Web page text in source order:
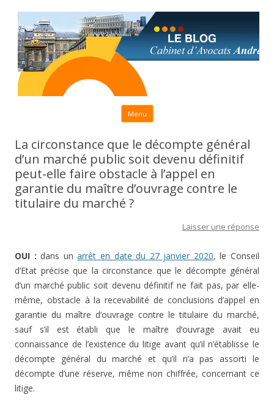
Menu Aller au contenu principal
La circonstance que le décompte général
d’un marché public soit devenu définitif
peut-elle faire obstacle à l’appel en
garantie du maître d’ouvrage contre le
titulaire du marché ?
Laisser une réponse
OUI : dans unarrêt en date du 27 janvier 2020, le Conseil
d’Etat précise que la circonstance que le décompte général
d’un marché public soit devenu définitif ne fait pas, par elle-
même, obstacle à la recevabilité de conclusions d’appel en
garantie du maître d’ouvrage contre le titulaire du marché,
sauf s’il est établi que le maître d’ouvrage avait eu
connaissance de l’existence du litige avant qu’il n’établisse le
décompte général du marché et qu’il n’a pas assorti le
décompte d’une réserve, même non chiffrée, concernant ce
litige.